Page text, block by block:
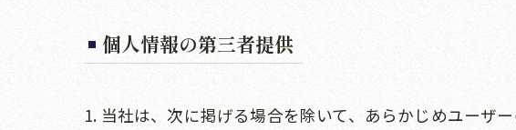
個人情報の第三者提供
1. 当社は、次に掲げる場合を除いて、あらかじめユーザ